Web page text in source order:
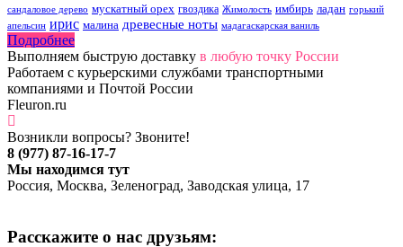
сандаловое дерево мускатный орех гвоздика Жимолость имбирь ладан горький
апельсин ирис малина древесные ноты мадагаскарская ваниль
Подробнее
Выполняем быструю доставку в любую точку России
Работаем с курьерскими службами транспортными
компаниями и Почтой России
Fleuron.ru
Возникли вопросы? Звоните!
8 (977) 87-16-17-7
Мы находимся тут
Россия, Москва, Зеленоград, Заводская улица, 17
Расскажите о нас друзьям: